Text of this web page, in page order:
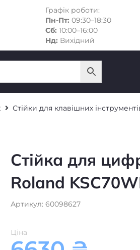
Графік роботи:
Пн-Пт: 09:30–18:30
Сб: 10:00–16:00
Нд: Вихідний
Стійки для клавішних
Стійка для
Roland
Артикул: 60098627
Ціна